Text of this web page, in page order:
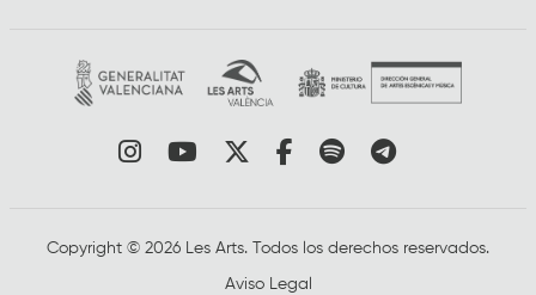
Link a instagram
Link a youtube
Link a twitter
Link a facebook
Link a spotify
Link a
Copyright © 2026 Les Arts. Todos los derechos reservados.
Aviso Legal